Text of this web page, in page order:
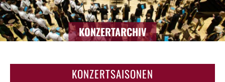
KONZERTARCHIV
KONZERTSAISONEN